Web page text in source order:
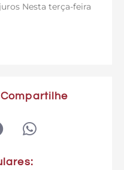
Nesta terça-feira